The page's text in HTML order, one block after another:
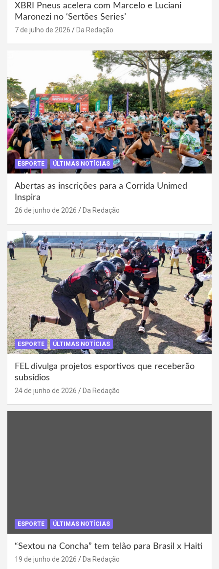
XBRI Pneus acelera com Marcelo e Luciani
Maronezi no ‘Sertões Series’
7 de julho de 2026 Da Redação
ESPORTE ÚLTIMAS NOTÍCIAS
Abertas as inscrições para a Corrida Unimed
Inspira
26 de junho de 2026 Da Redação
ESPORTE ÚLTIMAS NOTÍCIAS
FEL divulga projetos esportivos que receberão
subsídios
24 de junho de 2026 Da Redação
ESPORTE ÚLTIMAS NOTÍCIAS
“Sextou na Concha” tem telão para Brasil x Haiti
19 de junho de 2026 Da Redação